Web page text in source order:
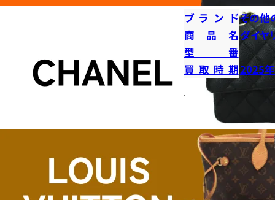
ブランドその他
商品名ダイヤ
型番
買取時期2025